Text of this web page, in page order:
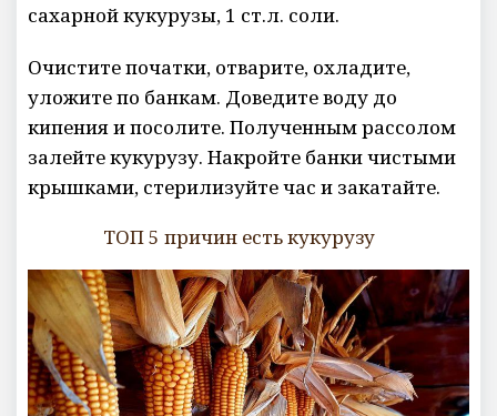
сахарной кукурузы, 1 ст.л. соли.
Очистите початки, отварите, охладите,
уложите по банкам. Доведите воду до
кипения и посолите. Полученным рассолом
залейте кукурузу. Накройте банки чистыми
крышками, стерилизуйте час и закатайте.
ТОП 5 причин есть кукурузу